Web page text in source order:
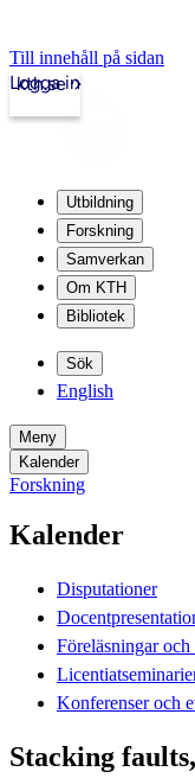
Till innehåll på sidan
kth.se
Logga in
Utbildning
Forskning
Samverkan
Om KTH
Bibliotek
Sök
English
Meny
Kalender
Forskning
Kalender
Disputationer
Föreläsningar och
Konferenser och
Stacking